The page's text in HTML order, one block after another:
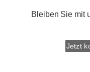
Bleiben Sie mit
Jetzt